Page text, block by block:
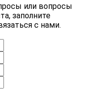
или вопросы
заполните
с нами.